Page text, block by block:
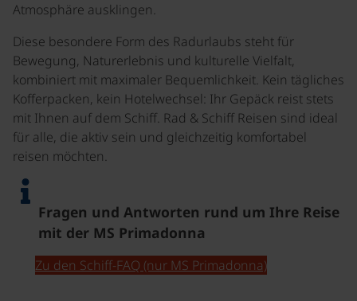
Atmosphäre ausklingen.
Diese besondere Form des Radurlaubs steht für
Bewegung, Naturerlebnis und kulturelle Vielfalt,
kombiniert mit maximaler Bequemlichkeit. Kein tägliches
Kofferpacken, kein Hotelwechsel: Ihr Gepäck reist stets
mit Ihnen auf dem Schiff. Rad & Schiff Reisen sind ideal
für alle, die aktiv sein und gleichzeitig komfortabel
reisen möchten.
Fragen und Antworten rund um Ihre Reise
mit der MS Primadonna
Zu den Schiff-FAQ (nur MS Primadonna)